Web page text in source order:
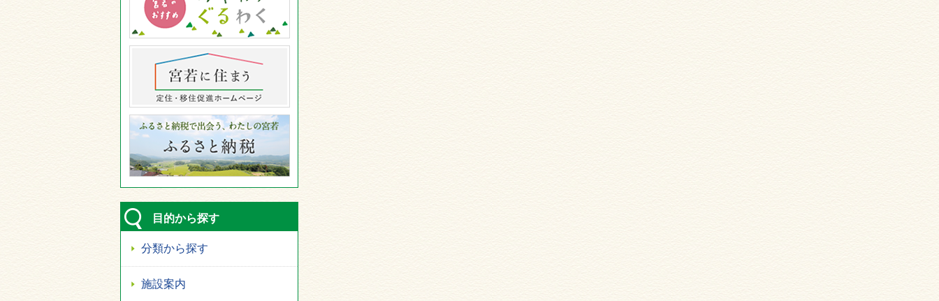
目的から探す
分類から探す
施設案内